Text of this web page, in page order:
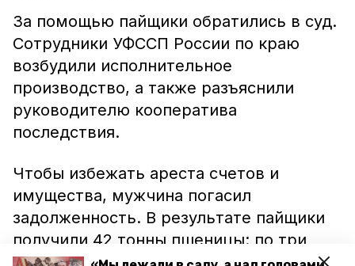
За помощью пайщики обратились в суд.
Сотрудники УФССП России по краю
возбудили исполнительное
производство, а также разъяснили
руководителю кооператива
последствия.
Чтобы избежать ареста счетов и
имущества, мужчина погасил
задолженность. В результате пайщики
получили 42 тонны пшеницы: по три
тонны на каждого.